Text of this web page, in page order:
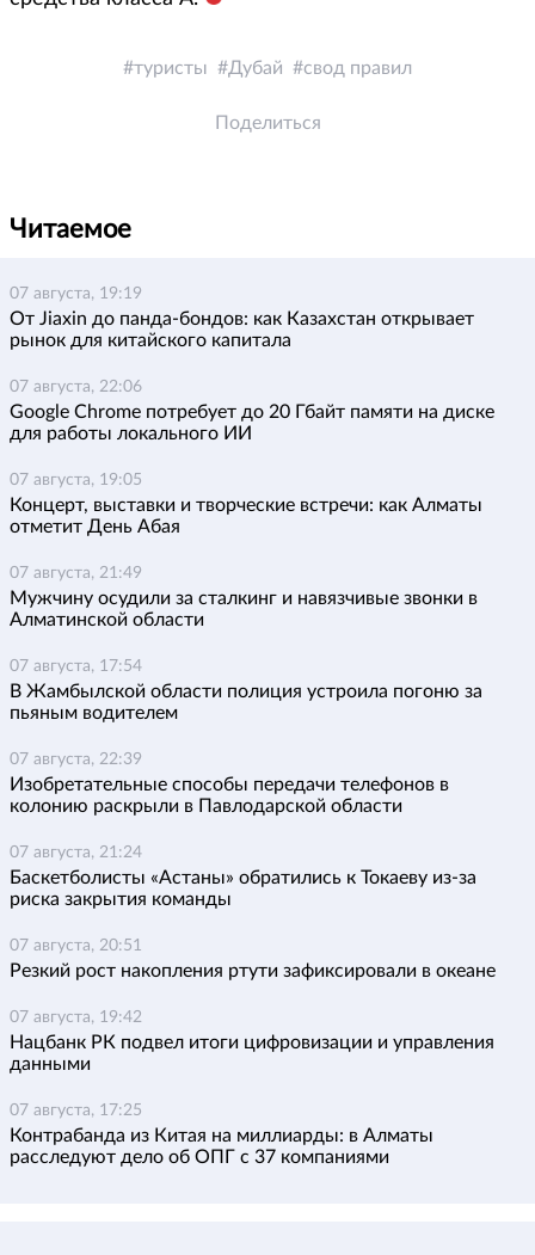
туристы Дубай свод правил
Поделиться
Читаемое
07 августа, 19:19
От Jiaxin до панда-бондов: как Казахстан открывает
рынок для китайского капитала
07 августа, 22:06
Google Chrome потребует до 20 Гбайт памяти на диске
для работы локального ИИ
07 августа, 19:05
Концерт, выставки и творческие встречи: как Алматы
отметит День Абая
07 августа, 21:49
Мужчину осудили за сталкинг и навязчивые звонки в
Алматинской области
07 августа, 17:54
В Жамбылской области полиция устроила погоню за
пьяным водителем
07 августа, 22:39
Изобретательные способы передачи телефонов в
колонию раскрыли в Павлодарской области
07 августа, 21:24
Баскетболисты «Астаны» обратились к Токаеву из-за
риска закрытия команды
07 августа, 20:51
Резкий рост накопления ртути зафиксировали в океане
07 августа, 19:42
Нацбанк РК подвел итоги цифровизации и управления
данными
07 августа, 17:25
Контрабанда из Китая на миллиарды: в Алматы
расследуют дело об ОПГ с 37 компаниями